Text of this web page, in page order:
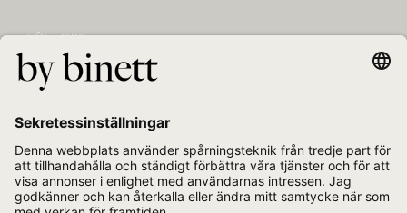
FÖLJ OSS
NYHETSBREV
E-post